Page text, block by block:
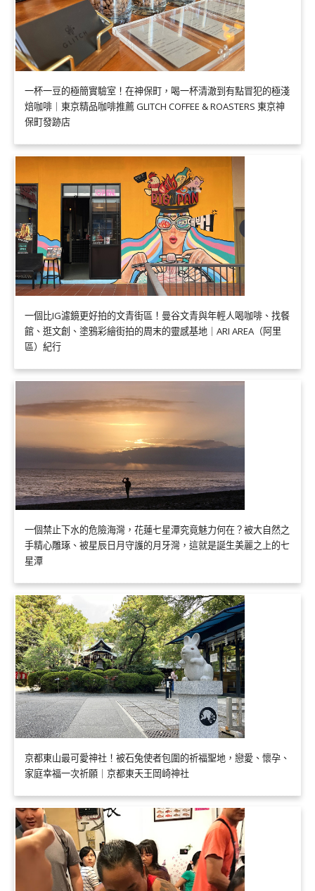
一杯一豆的極簡實驗室！在神保町，喝一杯清澈到有點冒犯的極淺
焙咖啡｜東京精品咖啡推薦 GLITCH COFFEE & ROASTERS 東京神
保町發跡店
一個比IG濾鏡更好拍的文青街區！曼谷文青與年輕人喝咖啡、找餐
館、逛文創、塗鴉彩繪街拍的周末的靈感基地｜ARI AREA（阿里
區）紀行
一個禁止下水的危險海灣，花蓮七星潭究竟魅力何在？被大自然之
手精心雕琢、被星辰日月守護的月牙灣，這就是誕生美麗之上的七
星潭
京都東山最可愛神社！被石兔使者包圍的祈福聖地，戀愛、懷孕、
家庭幸福一次祈願｜京都東天王岡崎神社